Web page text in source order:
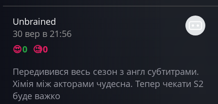
Unbrained
30 вер в 21:56
😍0 🧐0
Передивився весь сезон з англ субтитрами.
Хімія між акторами чудесна. Тепер чекати S2
буде важко